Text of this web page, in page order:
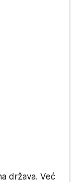
država. Već